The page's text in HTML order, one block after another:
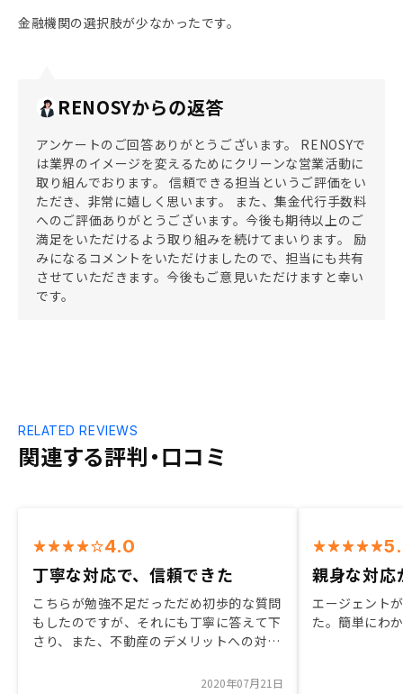
金融機関の選択肢が少なかったです。
RENOSYからの返答
アンケートのご回答ありがとうございます。 RENOSYで
は業界のイメージを変えるためにクリーンな営業活動に
取り組んでおります。 信頼できる担当というご評価をい
ただき、非常に嬉しく思います。 また、集金代行手数料
へのご評価ありがとうございます。今後も期待以上のご
満足をいただけるよう取り組みを続けてまいります。 励
みになるコメントをいただけましたので、担当にも共有
させていただきます。今後もご意見いただけますと幸い
です。
関連する評判・口コミ
RELATED REVIEWS
4.0
丁寧な対応で、信頼できた
こちらが勉強不足だっただめ初歩的な質問
もしたのですが、それにも丁寧に答えて下
さり、また、不動産のデメリットへの対処
2020年07月21日
親身な対応
エージェント
た。簡単にわ